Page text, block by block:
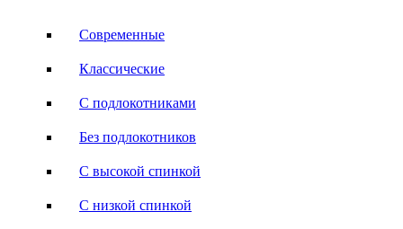
Современные
Классические
С подлокотниками
Без подлокотников
С высокой спинкой
С низкой спинкой